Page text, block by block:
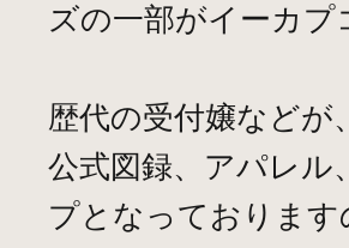
ズの一部がイーカ
歴代の受付嬢など
公式図録、アパレル
プとなっておりま